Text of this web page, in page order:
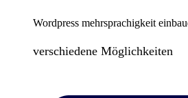
Wordpress mehrsprachigkeit
verschiedene Möglichkeiten